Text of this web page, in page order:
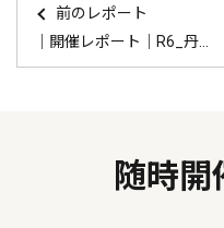
前のレポート
随時開